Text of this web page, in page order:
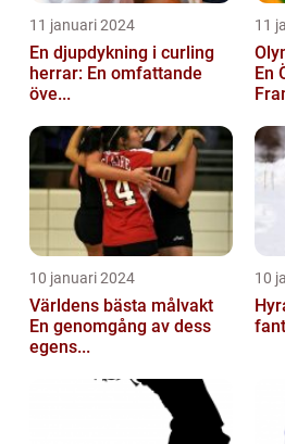
11 januari 2024
En djupdykning i curling
herrar: En omfattande
öve...
11
En
10 januari 2024
Världens bästa målvakt
En genomgång av dess
egens...
10